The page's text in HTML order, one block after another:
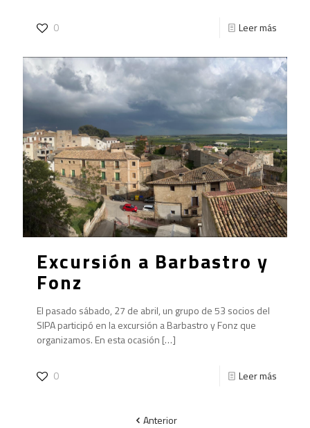
0 Leer más
Excursión a Barbastro y
Fonz
El pasado sábado, 27 de abril, un grupo de 53 socios del
SIPA participó en la excursión a Barbastro y Fonz que
organizamos. En esta ocasión […]
0 Leer más
Anterior